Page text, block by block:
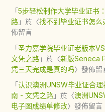
「5步轻松制作大学毕业证书
路」於〈找不到毕业证书怎
佈留言
「圣力嘉学院毕业证老版本
文凭之路」於〈新版Seneca
凭三天完成是真的吗〉發佈留
「认识澳洲UNSW毕业证合
南 - 文凭之路」於〈澳洲
电子图成绩单修改〉發佈留言